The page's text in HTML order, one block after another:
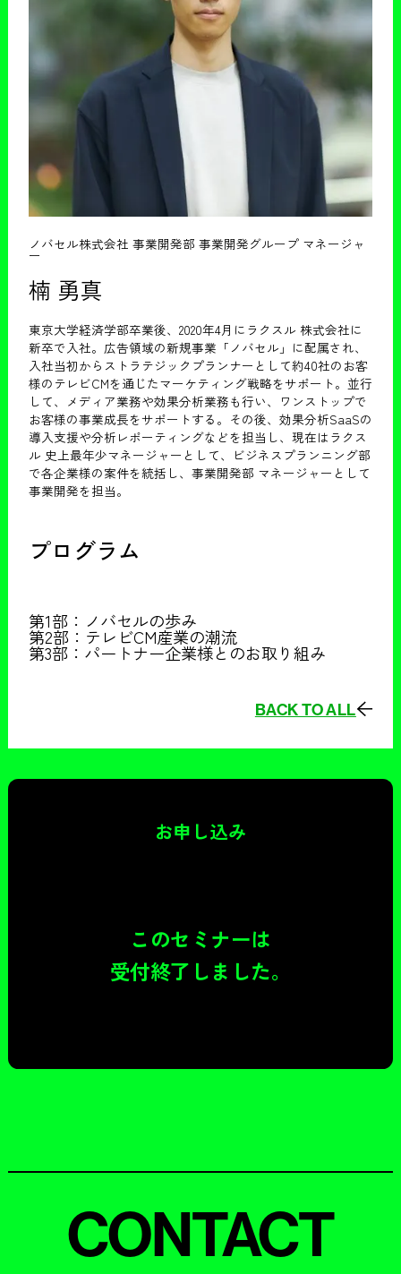
ノバセル株式会社 事業開発部 事業開発グループ マネージャ
ー
楠 勇真
東京大学経済学部卒業後、2020年4月にラクスル 株式会社に
新卒で入社。広告領域の新規事業「ノバセル」に配属され、
入社当初からストラテジックプランナーとして約40社のお客
様のテレビCMを通じたマーケティング戦略をサポート。並行
して、メディア業務や効果分析業務も行い、ワンストップで
お客様の事業成長をサポートする。その後、効果分析SaaSの
導入支援や分析レポーティングなどを担当し、現在はラクス
ル 史上最年少マネージャーとして、ビジネスプランニング部
で各企業様の案件を統括し、事業開発部 マネージャーとして
事業開発を担当。
プログラム
第1部：ノバセルの歩み
第2部：テレビCM産業の潮流
第3部：パートナー企業様とのお取り組み
BACK TO ALL
お申し込み
このセミナーは
受付終了しました。
CONTACT